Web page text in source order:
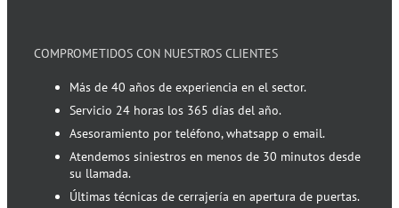
COMPROMETIDOS CON NUESTROS CLIENTES
Más de 40 años de experiencia en el sector.
Servicio 24 horas los 365 días del año.
Asesoramiento por teléfono, whatsapp o email.
Atendemos siniestros en menos de 30 minutos desde
su llamada.
Últimas técnicas de cerrajería en apertura de puertas.